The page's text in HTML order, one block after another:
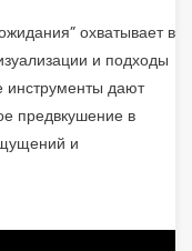
охватывает в
и подходы
инструменты дают
предвкушение в
и